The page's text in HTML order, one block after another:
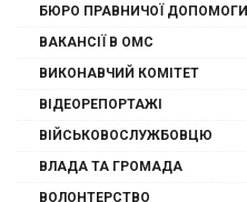
БЮРО ПРАВНИЧОЇ ДОПОМОГИ
ВАКАНСІЇ В ОМС
ВИКОНАВЧИЙ КОМІТЕТ
ВІДЕОРЕПОРТАЖІ
ВІЙСЬКОВОСЛУЖБОВЦЮ
ВЛАДА ТА ГРОМАДА
ВОЛОНТЕРСТВО